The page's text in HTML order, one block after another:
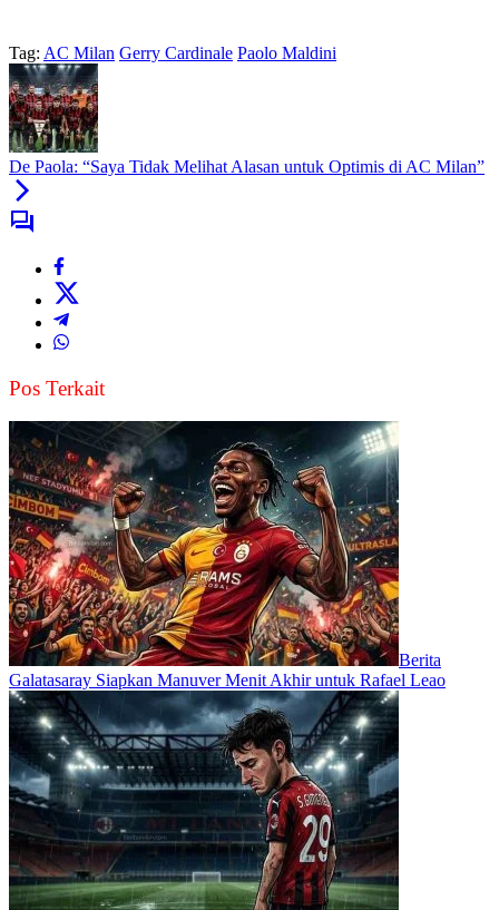
Tag: AC Milan Gerry Cardinale Paolo Maldini
De Paola: “Saya Tidak Melihat Alasan untuk Optimis di AC Milan”
Pos Terkait
Berita
Galatasaray Siapkan Manuver Menit Akhir untuk Rafael Leao